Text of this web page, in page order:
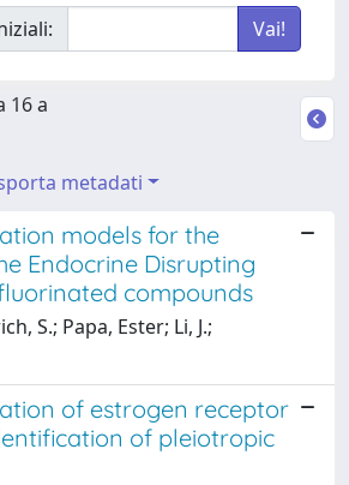
16 a
metadati
models for the
Endocrine Disrupting
compounds
S.; Papa, Ester; Li, J.;
of estrogen receptor
of pleiotropic